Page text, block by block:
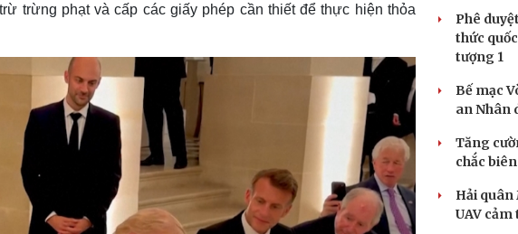
Âm nhạc
Sao Việt
check-in
trừng phạt và cấp các giấy phép cần thiết để thực hiện thỏa
Phê
thức
tượng 1
Bế mạc
an Nhân
Tăng
chắc
Hải quân
UAV cảm